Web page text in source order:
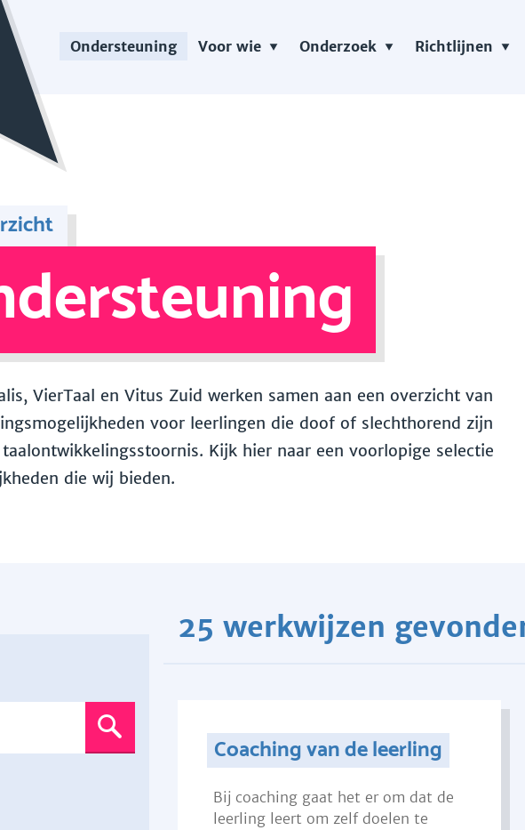
Ondersteuning Voor wie Onderzoek Richtlijnen
VierTaal en Vitus Zuid werken samen aan een overzicht van
voor leerlingen die doof of slechthorend zijn
Kijk hier naar een voorlopige selectie
die wij bieden.
25 werkwijzen
Coaching van de leerling
Bij coaching gaat het er om dat de
leerling leert om zelf doelen te